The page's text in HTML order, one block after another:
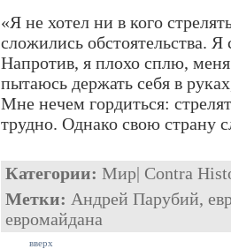
«Я не хотел ни в кого
сложились обстоятельства.
Напротив, я плохо сплю,
пытаюсь держать себя в
Мне нечем гордиться:
трудно. Однако свою страну
Категории: Мир| Contra
Метки: Андрей Парубий,
евромайдана
вверх